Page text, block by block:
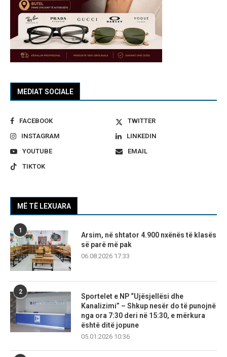
MEDIAT SOCIALE
FACEBOOK
TWITTER
INSTAGRAM
LINKEDIN
YOUTUBE
EMAIL
TIKTOK
MË TË LEXUARA
1
Arsim, në shtator 4.900 nxënës të klasës
së parë më pak
06.08.2026 17:33
2
Sportelet e NP “Ujësjellësi dhe
Kanalizimi” – Shkup nesër do të punojnë
nga ora 7:30 deri në 15:30, e mërkura
është ditë jopune
05.01.2026 10:36